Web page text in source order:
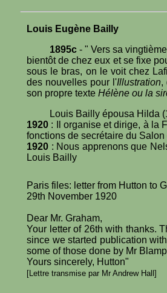
Louis Eugène Bailly
1895c- " Vers sa
bientôt de chez eux et se fixe
sous le bras, on le voit chez
des nouvelles pour l'Illustration,
son propre texte Hélène ou la
Louis Bailly épousa Hilda
1920 : Il organise et dirige, à la
fonctions de secrétaire du
1920 : Nous apprenons que
Louis Bailly
Paris files: letter from Hutton to
29th November 1920
Dear Mr. Graham,
Your letter of 26th with thanks.
since we started publication
some of those done by Mr
Yours sincerely, Hutton"
[Lettre transmise par Mr Andrew Hall]